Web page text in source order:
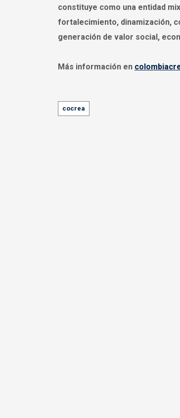
constituye como una entidad
fortalecimiento, dinamización,
generación de valor social,
Más información en
Tags
cocrea